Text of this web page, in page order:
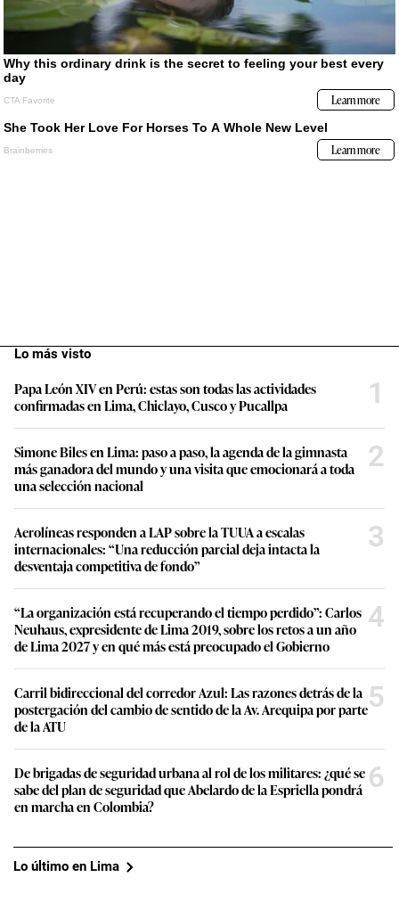
Lo más visto
Papa León XIV en Perú: estas son todas las actividades
confirmadas en Lima, Chiclayo, Cusco y Pucallpa
1
Simone Biles en Lima: paso a paso, la agenda de la gimnasta
más ganadora del mundo y una visita que emocionará a toda
una selección nacional
2
Aerolíneas responden a LAP sobre la TUUA a escalas
internacionales: “Una reducción parcial deja intacta la
desventaja competitiva de fondo”
3
“La organización está recuperando el tiempo perdido”: Carlos
Neuhaus, expresidente de Lima 2019, sobre los retos a un año
de Lima 2027 y en qué más está preocupado el Gobierno
4
Carril bidireccional del corredor Azul: Las razones detrás de la
postergación del cambio de sentido de la Av. Arequipa por parte
de la ATU
5
De brigadas de seguridad urbana al rol de los militares: ¿qué se
sabe del plan de seguridad que Abelardo de la Espriella pondrá
en marcha en Colombia?
6
Lo último en Lima